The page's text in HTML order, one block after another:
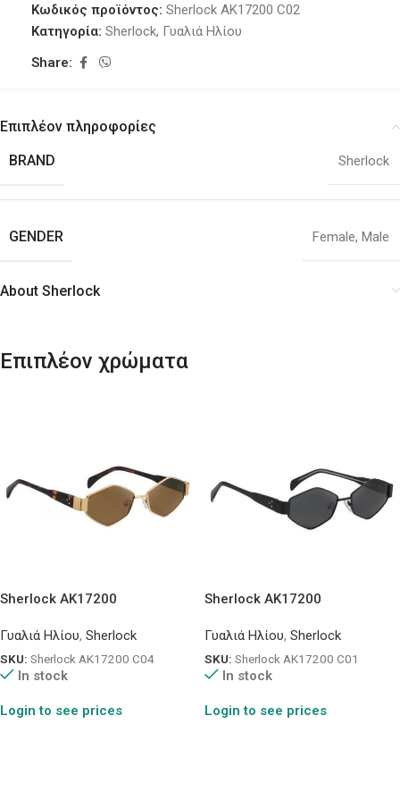
Κωδικός προϊόντος: Sherlock AK17200 C02
Κατηγορία: Sherlock, Γυαλιά Ηλίου
Share:
Επιπλέον πληροφορίες
BRAND
Sherlock
GENDER Female, Male
About Sherlock
Επιπλέον χρώματα
Sherlock AK17200
Γυαλιά Ηλίου, Sherlock
SKU: Sherlock AK17200 C04
In stock
Login to see prices
Sherlock AK17200
Γυαλιά Ηλίου, Sherlock
SKU: Sherlock AK17200 C01
In stock
Login to see prices